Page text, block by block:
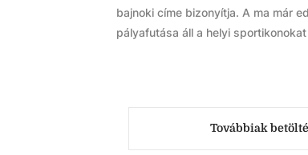
bajnoki címe bizonyítja. A ma már
pályafutása áll a helyi
Továbbiak